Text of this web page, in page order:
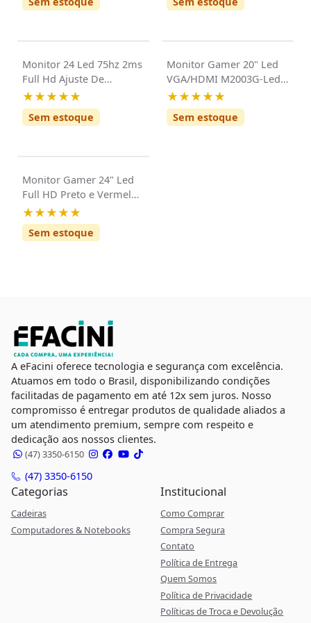
Monitor 24 Led 75hz 2ms
Full Hd Ajuste De
Inclinação 3green
★★★★★
Sem estoque
Monitor Gamer 20" Led
VGA/HDMI M2003G-Led
Moba Preto/Vermelho
3Green
★★★★★
Sem estoque
Monitor Gamer 24" Led
Full HD Preto e Vermelho
M2403G 3Green
★★★★★
Sem estoque
A eFacini oferece tecnologia e segurança com excelência.
Atuamos em todo o Brasil, disponibilizando condições
facilitadas de pagamento em até 12x sem juros. Nosso
compromisso é entregar produtos de qualidade aliados a
um atendimento premium, sempre com respeito e
dedicação aos nossos clientes.
(47) 3350-6150
(47) 3350-6150
Categorias
Cadeiras
Computadores & Notebooks
Institucional
Como Comprar
Compra Segura
Contato
Política de Entrega
Quem Somos
Política de Privacidade
Políticas de Troca e Devolução